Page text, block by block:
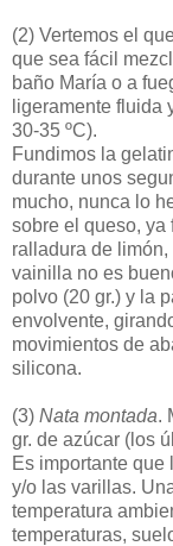
(2) Vertemos el
que sea fácil
baño María o a
ligeramente fluida
30-35 ºC).
Fundimos la
durante unos
mucho, nunca lo
sobre el queso, ya
ralladura de
vainilla no es
polvo (20 gr.) y la
envolvente,
movimientos de
silicona.
(3) Nata montada.
gr. de azúcar (los
Es importante que
y/o las varillas.
temperatura
temperaturas,